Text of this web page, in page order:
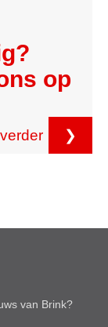
op
❯
van Brink?